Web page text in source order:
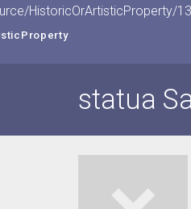
HistoricOrArtisticProperty/
statua